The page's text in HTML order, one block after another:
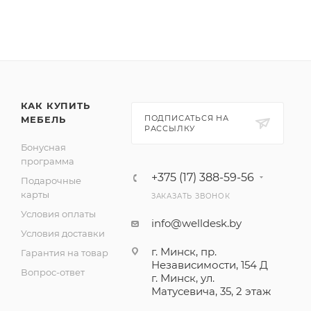
КАК КУПИТЬ
МЕБЕЛЬ
Бонусная
программа
Подарочные
карты
Условия оплаты
Условия доставки
Гарантия на товар
Вопрос-ответ
ПОДПИСАТЬСЯ НА
РАССЫЛКУ
+375 (17) 388-59-56
ЗАКАЗАТЬ ЗВОНОК
info@welldesk.by
г. Минск, пр.
Независимости, 154 Д
г. Минск, ул.
Матусевича, 35, 2 этаж